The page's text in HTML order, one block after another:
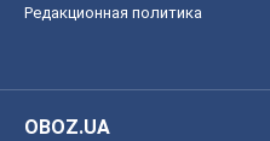
Редакционная политика
OBOZ.UA